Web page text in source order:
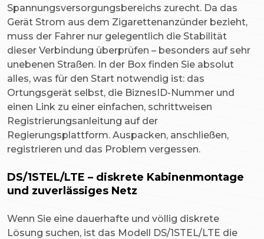
Spannungsversorgungsbereichs zurecht. Da das
Gerät Strom aus dem Zigarettenanzünder bezieht,
muss der Fahrer nur gelegentlich die Stabilität
dieser Verbindung überprüfen – besonders auf sehr
unebenen Straßen. In der Box finden Sie absolut
alles, was für den Start notwendig ist: das
Ortungsgerät selbst, die BiznesID-Nummer und
einen Link zu einer einfachen, schrittweisen
Registrierungsanleitung auf der
Regierungsplattform. Auspacken, anschließen,
registrieren und das Problem vergessen.
DS/1STEL/LTE – diskrete Kabinenmontage
und zuverlässiges Netz
Wenn Sie eine dauerhafte und völlig diskrete
Lösung suchen, ist das Modell DS/1STEL/LTE die